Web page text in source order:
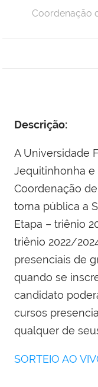
Coordenação
Descrição:
A Universidade
Jequitinhonha e
Coordenação
torna pública a
Etapa – triênio
triênio 2022/
presenciais de
quando se
candidato
cursos
qualquer de
SORTEIO AO